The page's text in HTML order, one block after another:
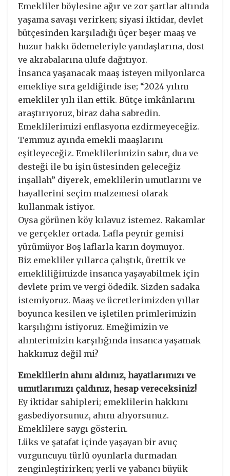
Emekliler böylesine ağır ve zor şartlar altında
yaşama savaşı verirken; siyasi iktidar, devlet
bütçesinden karşıladığı üçer beşer maaş ve
huzur hakkı ödemeleriyle yandaşlarına, dost
ve akrabalarına ulufe dağıtıyor.
İnsanca yaşanacak maaş isteyen milyonlarca
emekliye sıra geldiğinde ise; “2024 yılını
emekliler yılı ilan ettik. Bütçe imkânlarını
araştırıyoruz, biraz daha sabredin.
Emeklilerimizi enflasyona ezdirmeyeceğiz.
Temmuz ayında emekli maaşlarını
eşitleyeceğiz. Emeklilerimizin sabır, dua ve
desteği ile bu işin üstesinden geleceğiz
inşallah” diyerek, emeklilerin umutlarını ve
hayallerini seçim malzemesi olarak
kullanmak istiyor.
Oysa görünen köy kılavuz istemez. Rakamlar
ve gerçekler ortada. Lafla peynir gemisi
yürümüyor Boş laflarla karın doymuyor.
Biz emekliler yıllarca çalıştık, ürettik ve
emekliliğimizde insanca yaşayabilmek için
devlete prim ve vergi ödedik. Sizden sadaka
istemiyoruz. Maaş ve ücretlerimizden yıllar
boyunca kesilen ve işletilen primlerimizin
karşılığını istiyoruz. Emeğimizin ve
alınterimizin karşılığında insanca yaşamak
hakkımız değil mi?
Emeklilerin ahını aldınız, hayatlarımızı ve
umutlarımızı çaldınız, hesap vereceksiniz!
Ey iktidar sahipleri; emeklilerin hakkını
gasbediyorsunuz, ahını alıyorsunuz.
Emeklilere saygı gösterin.
Lüks ve şatafat içinde yaşayan bir avuç
vurguncuyu türlü oyunlarla durmadan
zenginleştirirken; yerli ve yabancı büyük